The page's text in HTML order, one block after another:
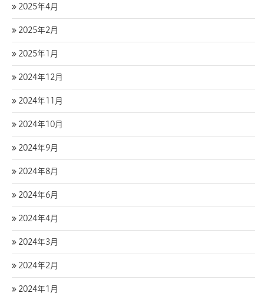
2025年4月
2025年2月
2025年1月
2024年12月
2024年11月
2024年10月
2024年9月
2024年8月
2024年6月
2024年4月
2024年3月
2024年2月
2024年1月